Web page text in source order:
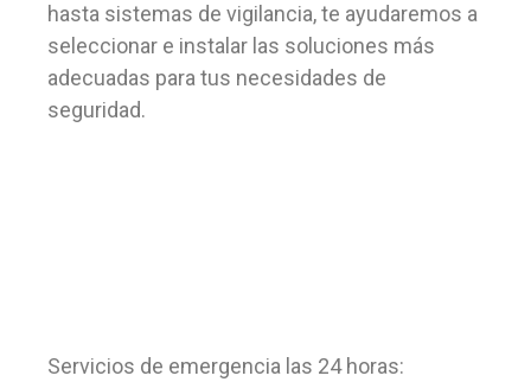
hasta sistemas de vigilancia, te ayudaremos a
seleccionar e instalar las soluciones más
adecuadas para tus necesidades de
seguridad.
Servicios de emergencia las 24 horas: